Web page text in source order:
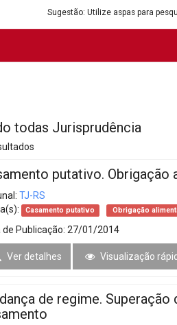
Sugestão: Utilize aspas para
todas Jurisprudência
putativo. Obrigação
TJ-RS
Casamento putativo Obrigação
de Publicação: 27/01/2014
Ver detalhes Visualização
de regime.